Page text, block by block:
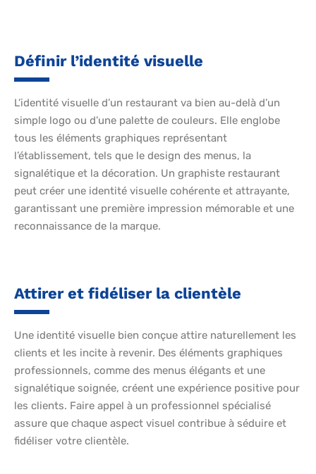
Définir l’identité visuelle
L’identité visuelle d’un restaurant va bien au-delà d’un
simple logo ou d’une palette de couleurs. Elle englobe
tous les éléments graphiques représentant
l’établissement, tels que le design des menus, la
signalétique et la décoration. Un graphiste restaurant
peut créer une identité visuelle cohérente et attrayante,
garantissant une première impression mémorable et une
reconnaissance de la marque.
Attirer et fidéliser la clientèle
Une identité visuelle bien conçue attire naturellement les
clients et les incite à revenir. Des éléments graphiques
professionnels, comme des menus élégants et une
signalétique soignée, créent une expérience positive pour
les clients. Faire appel à un professionnel spécialisé
assure que chaque aspect visuel contribue à séduire et
fidéliser votre clientèle.